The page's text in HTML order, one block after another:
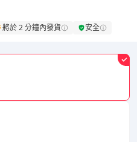
將於 2 分鐘內發貨 安全